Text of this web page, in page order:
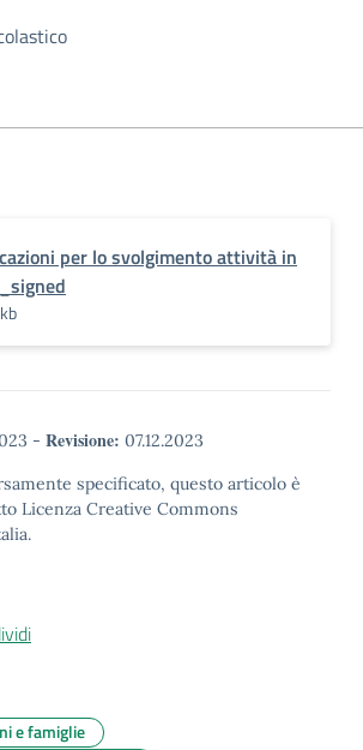
per lo svolgimento attività in
- Revisione: 07.12.2023
specificato, questo articolo è
Licenza Creative Commons
e famiglie